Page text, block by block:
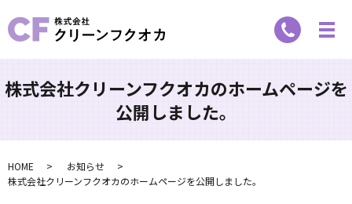
株式会社クリーンフクオカのホームページを
公開しました。
HOME
お知らせ
株式会社クリーンフクオカのホームページを公開しました。